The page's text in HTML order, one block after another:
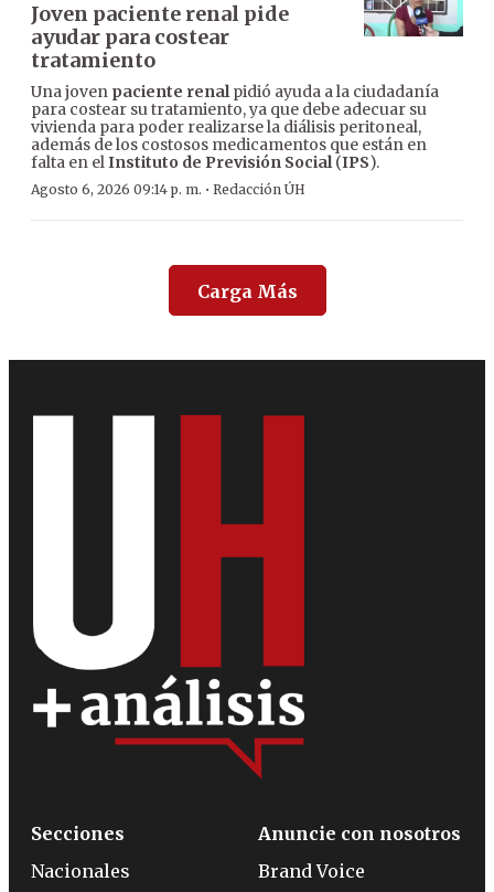
Joven paciente renal pide
ayudar para costear
tratamiento
Una joven paciente renalpidió ayuda a la ciudadanía
para costear su tratamiento, ya que debe adecuar su
vivienda para poder realizarse la diálisis peritoneal,
además de los costosos medicamentos que están en
falta en elInstituto de Previsión Social(IPS).
Agosto 6, 2026 09:14 p. m. · Redacción ÚH
Carga Más
Secciones
Nacionales
Anuncie con nosotros
Brand Voice